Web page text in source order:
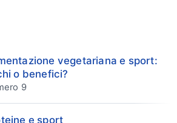
vegetariana e sport:
o benefici?
9
e sport